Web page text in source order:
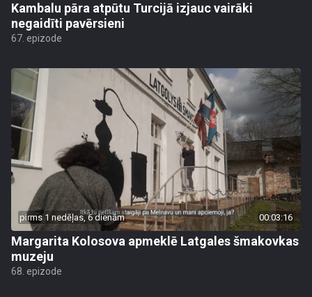
Kambalu pāra atpūtu Turcijā izjauc vairāki
negaidīti pavērsieni
67. epizode
pirms 1 nedēļas, 6 dienām 00:03:16
Margarita Kolosova apmeklē Latgales šmakovkas
muzeju
68. epizode